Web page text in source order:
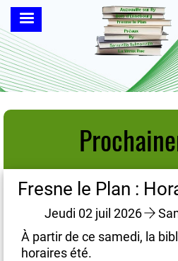
Aller
contenu
principal
Fresne le Plan :
Jeudi 02 juil 2026
À partir de ce samedi, la
horaires été.